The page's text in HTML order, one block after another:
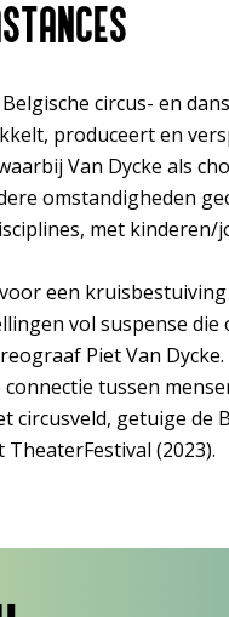
circus- en
produceert en
Van Dycke als
omstandigheden
met
een
vol suspense
Piet Van
tussen
circusveld, getuige de
TheaterFestival (2023).